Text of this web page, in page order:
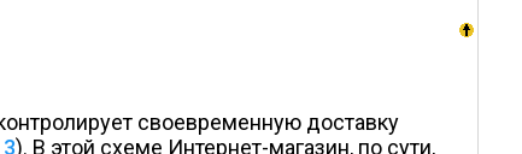
своевременную доставку
). В этой схеме Интернет-магазин, по сути,